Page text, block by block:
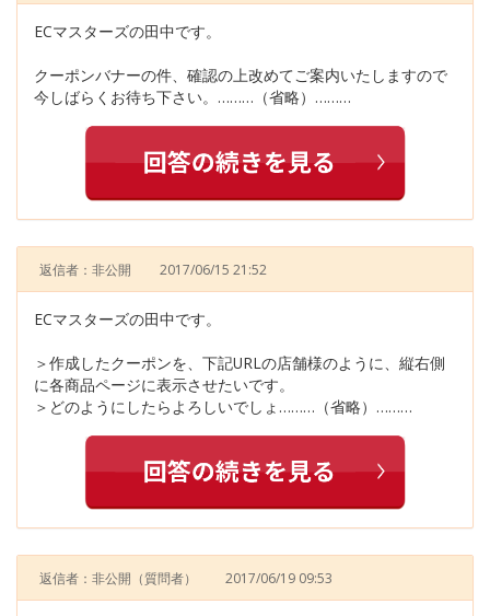
ECマスターズの田中です。
クーポンバナーの件、確認の上改めてご案内いたしますので
今しばらくお待ち下さい。………（省略）………
返信者：非公開 2017/06/15 21:52
ECマスターズの田中です。
＞作成したクーポンを、下記URLの店舗様のように、縦右側
に各商品ページに表示させたいです。
＞どのようにしたらよろしいでしょ………（省略）………
返信者：非公開 （質問者） 2017/06/19 09:53